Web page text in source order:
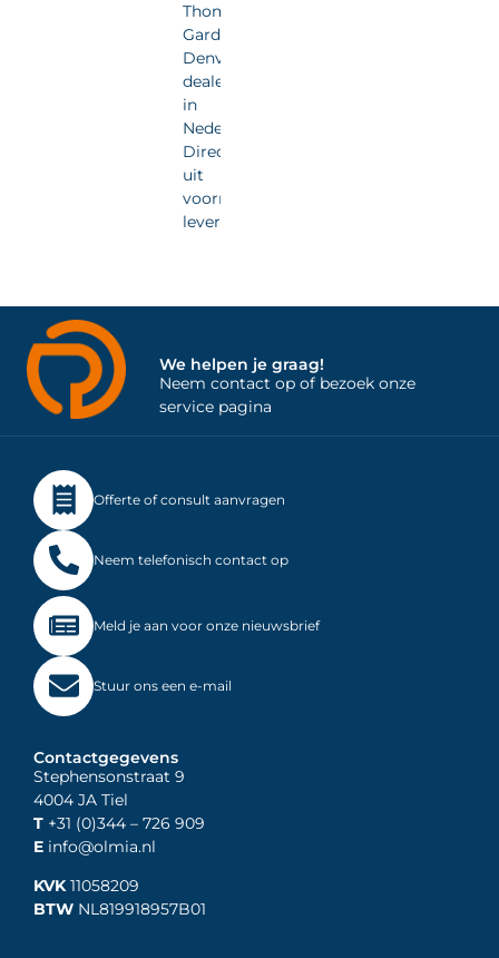
Thomas
Gardner
Denver
dealer
in
Nederland.
Direct
uit
voorraad
leverbaar.
We helpen je graag!
Neem contact op of bezoek onze
service pagina
Offerte of consult aanvragen
Neem telefonisch contact op
Meld je aan voor onze nieuwsbrief
Stuur ons een e-mail
Contactgegevens
Stephensonstraat 9
4004 JA Tiel
T +31 (0)344 – 726 909
E info@olmia.nl
KVK11058209
BTW NL819918957B01